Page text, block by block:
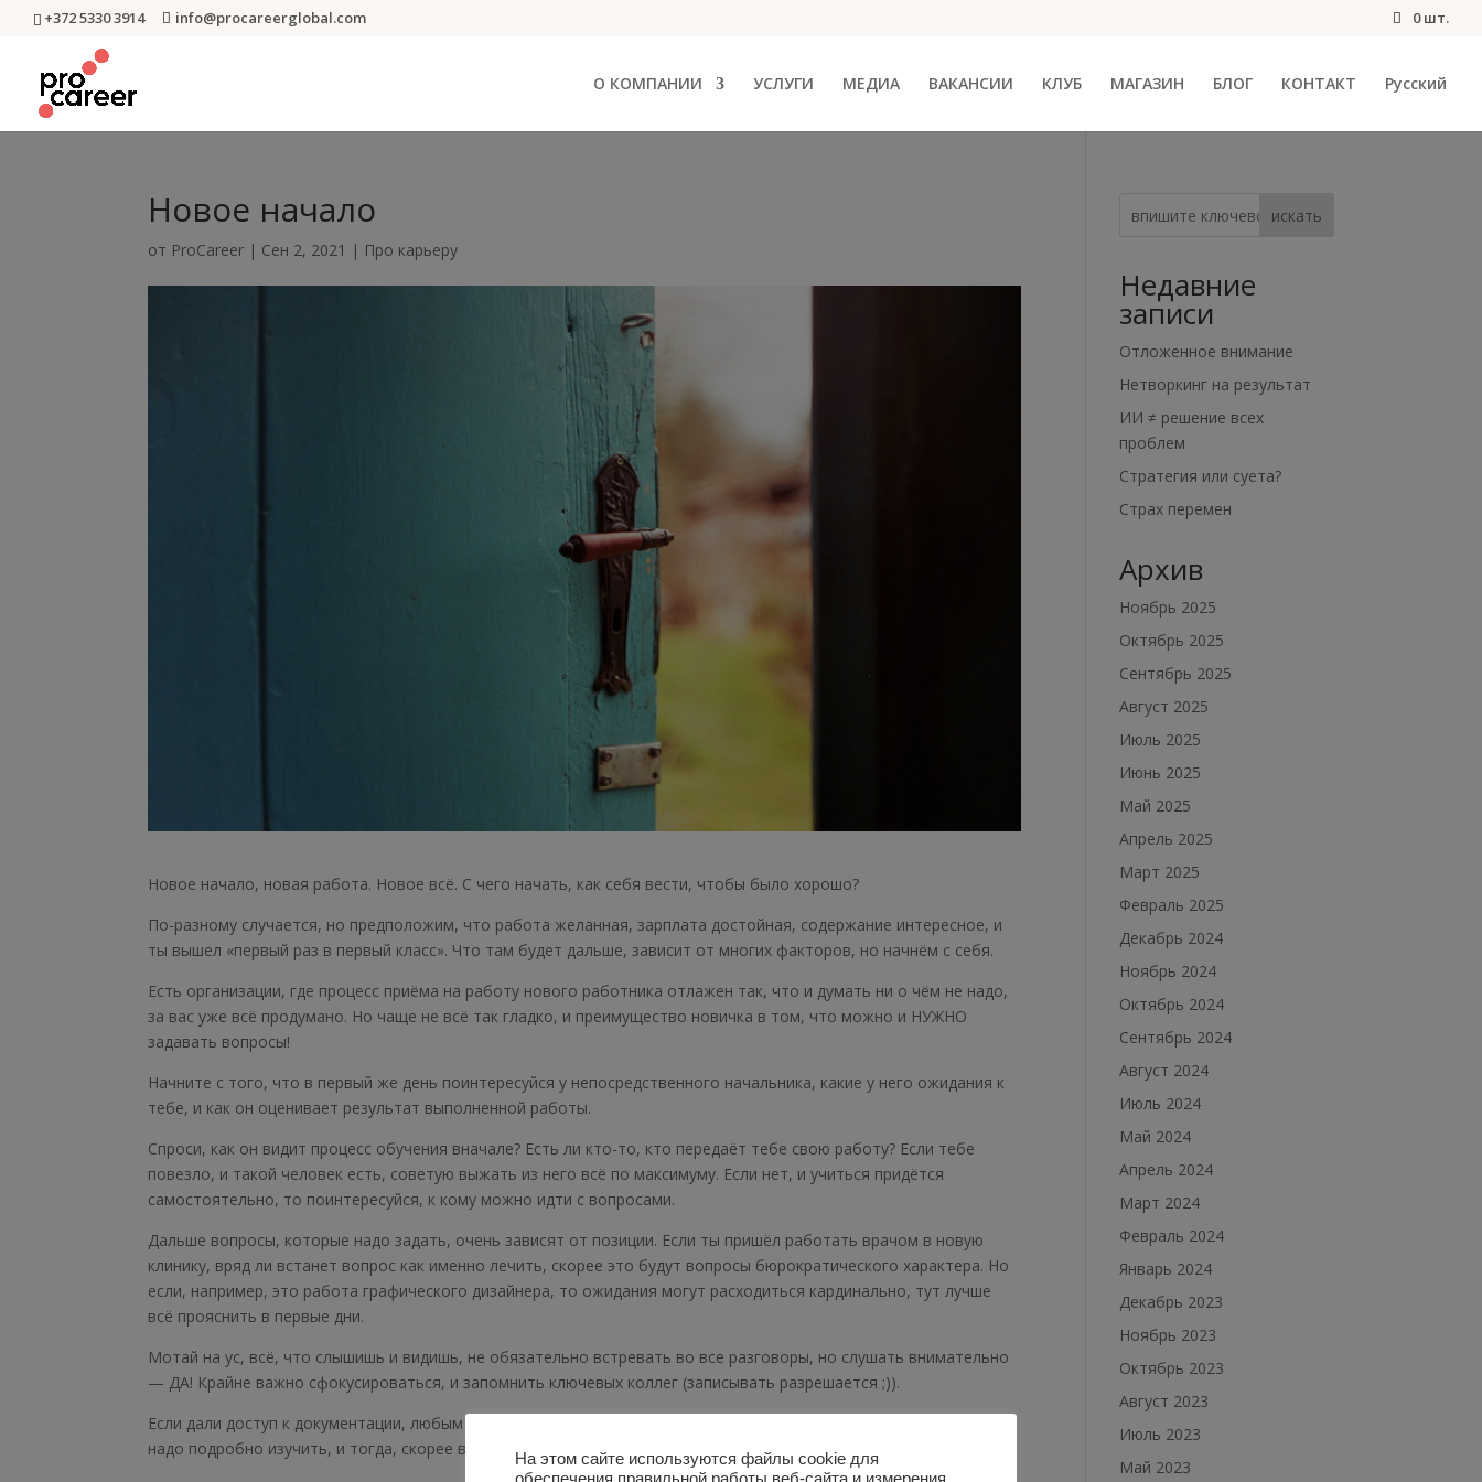
+372 5330 3914 info@procareerglobal.com 0 шт.
О КОМПАНИИ УСЛУГИ МЕДИА ВАКАНСИИ КЛУБ МАГАЗИН БЛОГ КОНТАКТ Русский
Новое начало
от ProCareer | Сен 2, 2021 | Про карьеру
Новое начало, новая работа. Новое всё. С чего начать, как себя вести, чтобы было хорошо?
По-разному случается, но предположим, что работа желанная, зарплата достойная, содержание интересное, и
ты вышел «первый раз в первый класс». Что там будет дальше, зависит от многих факторов, но начнём с себя.
Есть организации, где процесс приёма на работу нового работника отлажен так, что и думать ни о чём не надо,
за вас уже всё продумано. Но чаще не всё так гладко, и преимущество новичка в том, что можно и НУЖНО
задавать вопросы!
Начните с того, что в первый же день поинтересуйся у непосредственного начальника, какие у него ожидания к
тебе, и как он оценивает результат выполненной работы.
Спроси, как он видит процесс обучения вначале? Есть ли кто-то, кто передаёт тебе свою работу? Если тебе
повезло, и такой человек есть, советую выжать из него всё по максимуму. Если нет, и учиться придётся
самостоятельно, то поинтересуйся, к кому можно идти с вопросами.
Дальше вопросы, которые надо задать, очень зависят от позиции. Если ты пришёл работать врачом в новую
клинику, вряд ли встанет вопрос как именно лечить, скорее это будут вопросы бюрократического характера. Но
если, например, это работа графического дизайнера, то ожидания могут расходиться кардинально, тут лучше
всё прояснить в первые дни.
Мотай на ус, всё, что слышишь и видишь, не обязательно встревать во все разговоры, но слушать внимательно
— ДА! Крайне важно сфокусироваться, и запомнить ключевых коллег (записывать разрешается ;)).
Если дали доступ к документации, любым материалам, относящимся к твоей работе, начни с того, что это всё
надо подробно изучить, и тогда, скорее всего, появятся более адекватные вопросы.
искать
Недавние
записи
Отложенное внимание
Нетворкинг на результат
ИИ ≠ решение всех
проблем
Стратегия или суета?
Страх перемен
Архив
Ноябрь 2025
Октябрь 2025
Сентябрь 2025
Август 2025
Июль 2025
Июнь 2025
Май 2025
Апрель 2025
Март 2025
Февраль 2025
Декабрь 2024
Ноябрь 2024
Октябрь 2024
Сентябрь 2024
Август 2024
Июль 2024
Май 2024
Апрель 2024
Март 2024
Февраль 2024
Январь 2024
Декабрь 2023
Ноябрь 2023
Октябрь 2023
Август 2023
Июль 2023
Май 2023
На этом сайте используются файлы cookie для
обеспечения правильной работы веб-сайта и измерения